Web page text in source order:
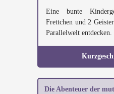
Eine bunte
Frettchen und 2
Parallelwelt entdecken.
Die Abenteuer der